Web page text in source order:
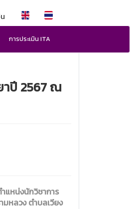
การประเมิน ITA
ปี 2567 ณ
แหน่งนักวิชาการ
หลวง ตำบลเวียง